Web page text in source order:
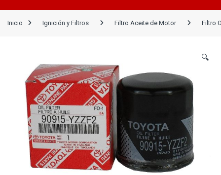
Inicio Ignición y Filtros Filtro Aceite de Motor Filtro
🔍